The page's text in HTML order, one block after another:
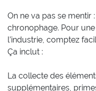
On ne va pas se mentir
chronophage. Pour
l’industrie, comptez
Ça inclut :
La collecte des
supplémentaires,